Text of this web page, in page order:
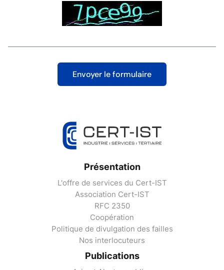
Présentation
L'offre de services du Cert-IST
Association Cert-IST
RFC 2350
Coopération
Politique de divulgation des failles
Nos interlocuteurs
Publications